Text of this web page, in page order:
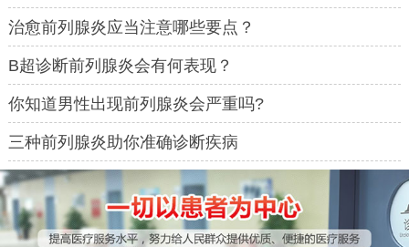
治愈前列腺炎应当注意哪些要点？
B超诊断前列腺炎会有何表现？
你知道男性出现前列腺炎会严重吗?
三种前列腺炎助你准确诊断疾病